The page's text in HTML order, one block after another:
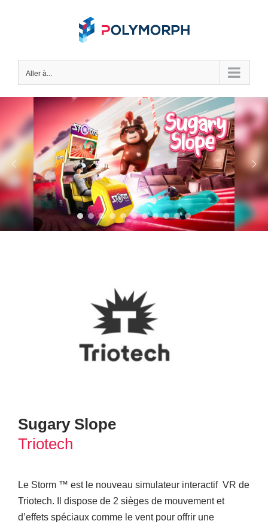
Aller à...
Sugary Slope
Triotech
Le Storm ™ est le nouveau simulateur interactif VR de
Triotech. Il dispose de 2 sièges de mouvement et
d’effets spéciaux comme le vent pour offrir une